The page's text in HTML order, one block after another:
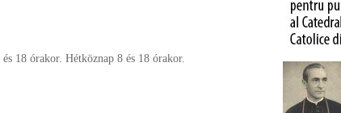
18 órakor. Hétköznap 8 és 18 órakor.